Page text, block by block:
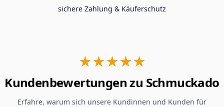
sichere Zahlung & Käuferschutz
★★★★★
Kundenbewertungen zu Schmuckado
Erfahre, warum sich unsere Kundinnen und Kunden für